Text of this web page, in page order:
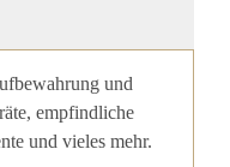
und
empfindliche
und vieles mehr.